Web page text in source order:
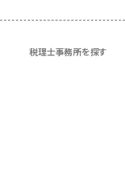
税理士事務所を探す